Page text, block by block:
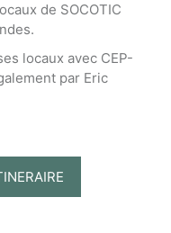
de SOCOTIC
locaux avec CEP-
par Eric